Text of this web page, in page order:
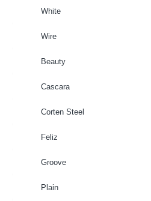
White
Wire
Beauty
Cascara
Corten Steel
Feliz
Groove
Plain